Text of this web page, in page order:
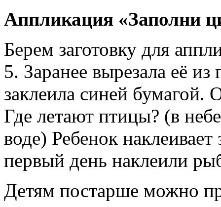
Аппликация «Заполни
Берем заготовку для
5. Заранее вырезала её из
заклеила синей бумагой.
Где летают птицы? (в
воде) Ребенок
первый день наклеили
Детям постарше можно